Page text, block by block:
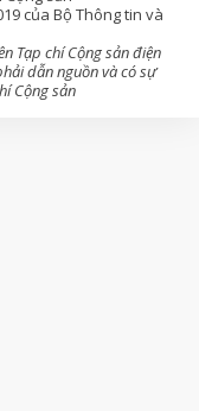
của Bộ Thông tin và
Tạp chí Cộng sản điện
dẫn nguồn và có sự
Cộng sản